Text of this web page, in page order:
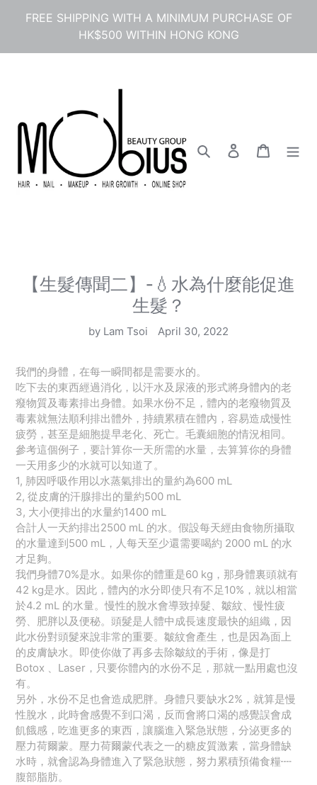
FREE SHIPPING WITH A MINIMUM PURCHASE OF
HK$500 WITHIN HONG KONG
Search Log in Cart
【生髮傳聞二】-💧水為什麼能促進
生髮？
by Lam Tsoi April 30, 2022
我們的身體，在每一瞬間都是需要水的。
吃下去的東西經過消化，以汗水及尿液的形式將身體內的老
癈物質及毒素排出身體。如果水份不足，體內的老癈物質及
毒素就無法順利排出體外，持續累積在體內，容易造成慢性
疲勞，甚至是細胞提早老化、死亡。毛囊細胞的情況相同。
參考這個例子，要計算你一天所需的水量，去算算你的身體
一天用多少的水就可以知道了。
1, 肺因呼吸作用以水蒸氣排出的量約為600 mL
2, 從皮膚的汗腺排出的量約500 mL
3, 大小便排出的水量約1400 mL
合計人一天約排出2500 mL 的水。假設每天經由食物所攝取
的水量達到500 mL，人每天至少還需要喝約 2000 mL 的水
才足夠。
我們身體70%是水。如果你的體重是60 kg，那身體裏頭就有
42 kg是水。因此，體內的水分即使只有不足10%，就以相當
於4.2 mL 的水量。慢性的脫水會導致掉髮、皺紋、慢性疲
勞、肥胖以及便秘。頭髮是人體中成長速度最快的組織，因
此水份對頭髮來說非常的重要。皺紋會產生，也是因為面上
的皮膚缺水。即使你做了再多去除皺紋的手術，像是打
Botox 、Laser，只要你體內的水份不足，那就一點用處也沒
有。
另外，水份不足也會造成肥胖。身體只要缺水2%，就算是慢
性脫水，此時會感覺不到口渴，反而會將口渴的感覺誤會成
飢餓感，吃進更多的東西，讓腦進入緊急狀態，分泌更多的
壓力荷爾蒙。壓力荷爾蒙代表之一的糖皮質激素，當身體缺
水時，就會認為身體進入了緊急狀態，努力累積預備食糧┉
腹部脂肪。